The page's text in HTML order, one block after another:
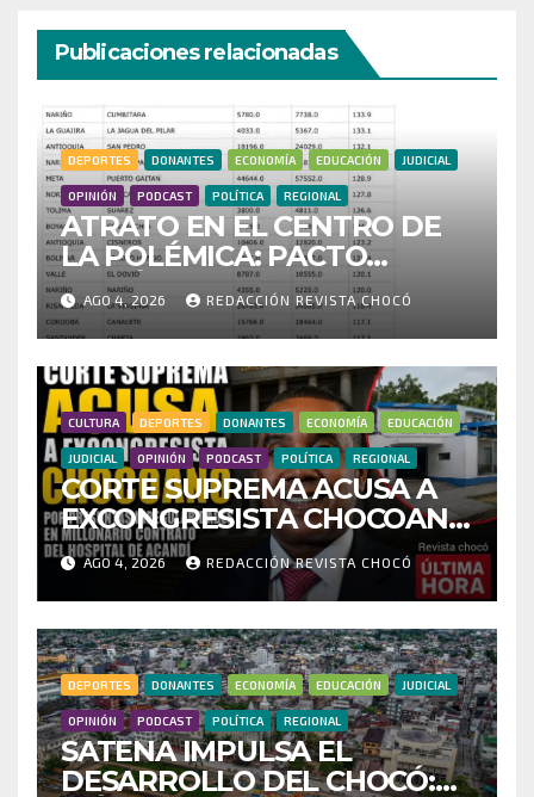
Publicaciones relacionadas
DEPORTES DONANTES ECONOMÍA EDUCACIÓN JUDICIAL
OPINIÓN PODCAST POLÍTICA REGIONAL
ATRATO EN EL CENTRO DE
LA POLÉMICA: PACTO
HISTÓRICO CUESTIONA
CENSO ELECTORAL Y PIDE
INVESTIGAR PRESUNTO
FRAUDE
AGO 4, 2026 REDACCIÓN REVISTA CHOCÓ
CULTURA DEPORTES DONANTES ECONOMÍA EDUCACIÓN
JUDICIAL OPINIÓN PODCAST POLÍTICA REGIONAL
CORTE SUPREMA ACUSA A
EXCONGRESISTA CHOCOANO
POR PRESUNTAS
IRREGULARIDADES EN
MILLONARIO CONTRATO
DEL HOSPITAL DE ACANDÍ
AGO 4, 2026 REDACCIÓN REVISTA CHOCÓ
DEPORTES DONANTES ECONOMÍA EDUCACIÓN JUDICIAL
OPINIÓN PODCAST POLÍTICA REGIONAL
SATENA IMPULSA EL
DESARROLLO DEL CHOCÓ: